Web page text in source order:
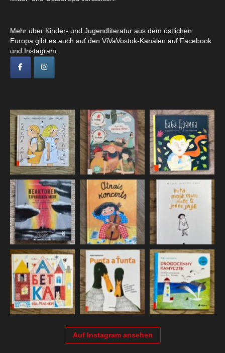
Mehr über Kinder- und Jugendliteratur aus dem östlichen
Europa gibt es auch auf den ViVaVostok-Kanälen auf Facebook
und Instagram.
Auf Instagram ansehen